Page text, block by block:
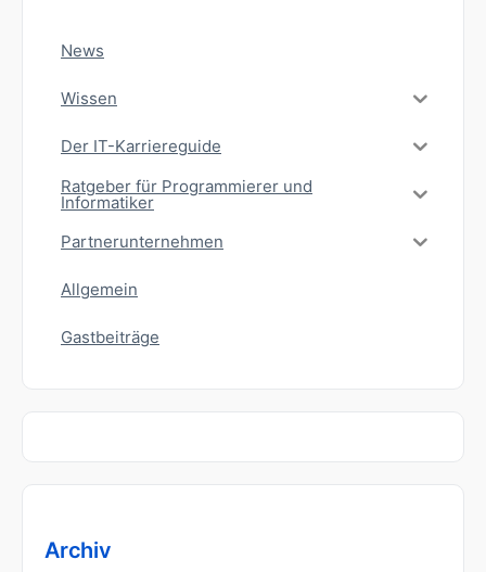
News
Wissen
Der IT-Karriereguide
Ratgeber für Programmierer und
Informatiker
Partnerunternehmen
Allgemein
Gastbeiträge
Archiv